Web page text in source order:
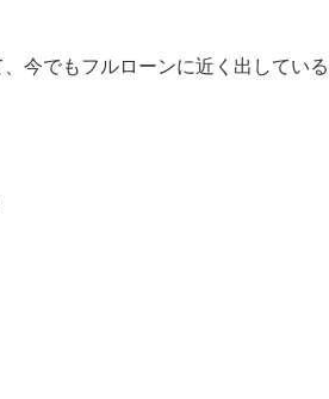
今でもフルローンに近く出している